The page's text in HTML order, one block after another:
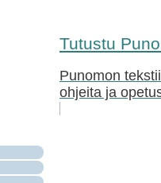
Tutustu
Punomon
ohjeita ja